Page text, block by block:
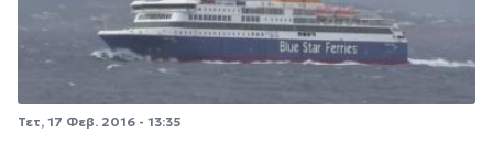
Τετ, 17 Φεβ. 2016 - 13:35